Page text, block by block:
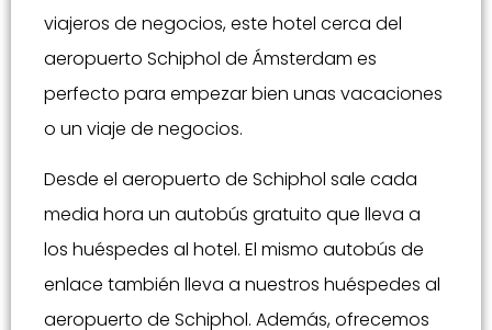
viajeros de negocios, este hotel cerca del
aeropuerto Schiphol de Ámsterdam es
perfecto para empezar bien unas vacaciones
o un viaje de negocios.
Desde el aeropuerto de Schiphol sale cada
media hora un autobús gratuito que lleva a
los huéspedes al hotel. El mismo autobús de
enlace también lleva a nuestros huéspedes al
aeropuerto de Schiphol. Además, ofrecemos